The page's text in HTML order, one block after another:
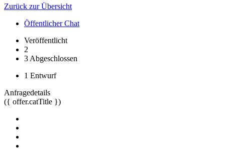
Zurück zur Übersicht
Öffentlicher Chat
Veröffentlicht
2
3 Abgeschlossen
1 Entwurf
Anfragedetails
({ offer.catTitle })